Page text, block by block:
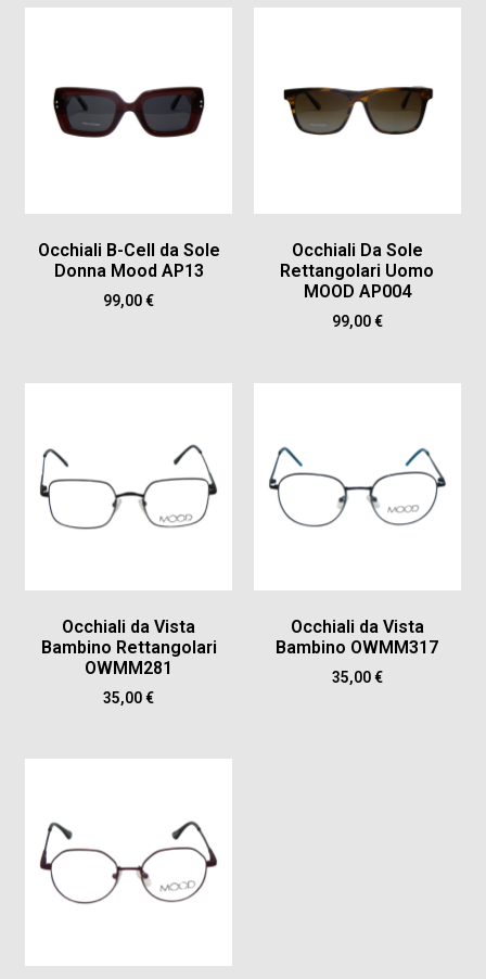
Occhiali B-Cell da Sole
Donna Mood AP13
99,00€
Occhiali Da Sole
Rettangolari Uomo
MOOD AP004
99,00€
Occhiali da Vista
Bambino Rettangolari
OWMM281
35,00€
Occhiali da Vista
Bambino OWMM317
35,00€